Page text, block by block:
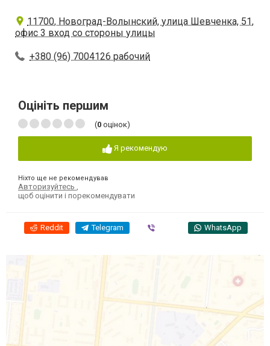
11700, Новоград-Волынский, улица Шевченка, 51,
офис 3 вход со стороны улицы
+380 (96) 7004126 рабочий
Оцініть першим
(0 оцінок)
Я рекомендую
Ніхто ще не рекомендував
Авторизуйтесь
щоб оцінити і порекомендувати
Reddit Telegram WhatsApp